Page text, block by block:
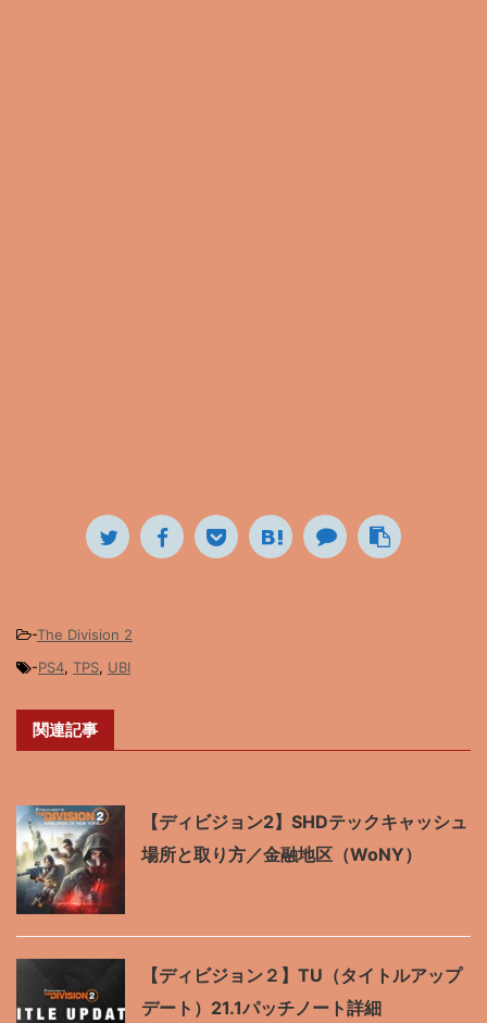
-The Division 2
-PS4, TPS, UBI
関連記事
【ディビジョン2】SHDテックキャッシュ
場所と取り方／金融地区（WoNY）
【ディビジョン２】TU（タイトルアップ
デート）21.1パッチノート詳細